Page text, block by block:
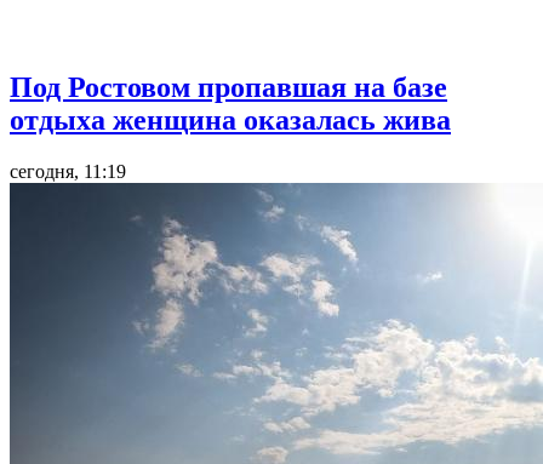
Под Ростовом пропавшая на базе
отдыха женщина оказалась жива
сегодня, 11:19